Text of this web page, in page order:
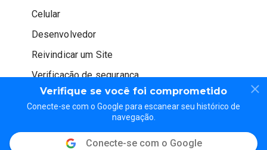
Verifique se você foi comprometido
Conecte-se com o Google para escanear seu histórico de
navegação.
Conecte-se com o Google
Celular
Desenvolvedor
Reivindicar um Site
Verificação de segurança